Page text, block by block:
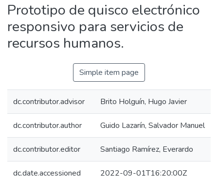
Prototipo de quisco electrónico
responsivo para servicios de
recursos humanos.
Simple item page
dc.contributor.advisor Brito Holguín, Hugo Javier
dc.contributor.author Guido Lazarín, Salvador Manuel
dc.contributor.editor Santiago Ramírez, Everardo
dc.date.accessioned 2022-09-01T16:20:00Z